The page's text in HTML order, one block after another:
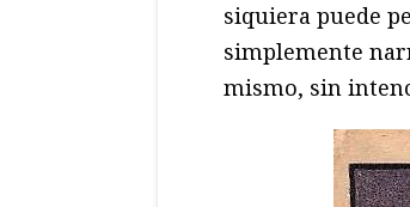
siquiera puede
simplemente
mismo, sin